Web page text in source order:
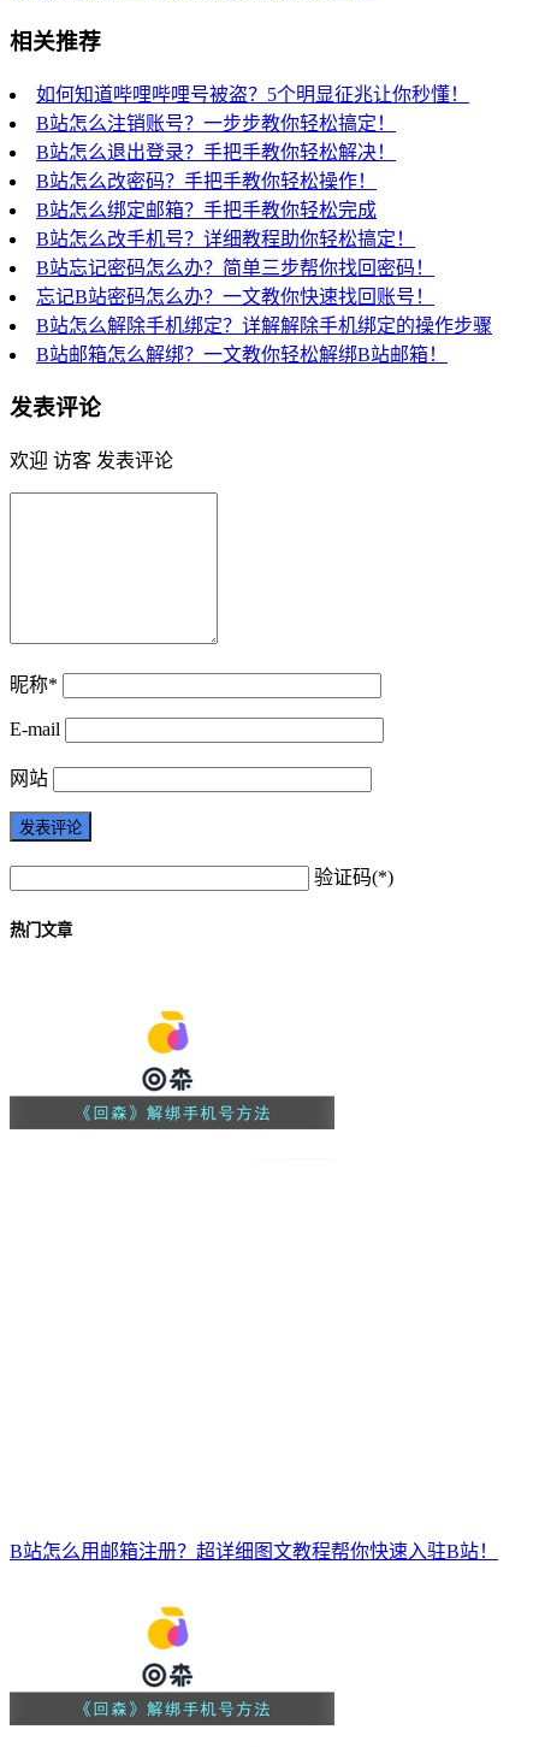
相关推荐
如何知道哔哩哔哩号被盗？5个明显征兆让你秒懂！
B站怎么注销账号？一步步教你轻松搞定！
B站怎么退出登录？手把手教你轻松解决！
B站怎么改密码？手把手教你轻松操作！
B站怎么绑定邮箱？手把手教你轻松完成
B站怎么改手机号？详细教程助你轻松搞定！
B站忘记密码怎么办？简单三步帮你找回密码！
忘记B站密码怎么办？一文教你快速找回账号！
B站怎么解除手机绑定？详解解除手机绑定的操作步骤
B站邮箱怎么解绑？一文教你轻松解绑B站邮箱！
发表评论
欢迎 访客 发表评论
昵称*
E-mail
网站
验证码(*)
热门文章
B站怎么用邮箱注册？超详细图文教程帮你快速入驻B站！